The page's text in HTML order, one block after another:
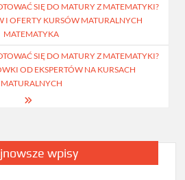
SIĘ DO MATURY Z MATEMATYKI?
I OFERTY KURSÓW MATURALNYCH
MATEMATYKA
SIĘ DO MATURY Z MATEMATYKI?
OD EKSPERTÓW NA KURSACH
MATURALNYCH
wpisy